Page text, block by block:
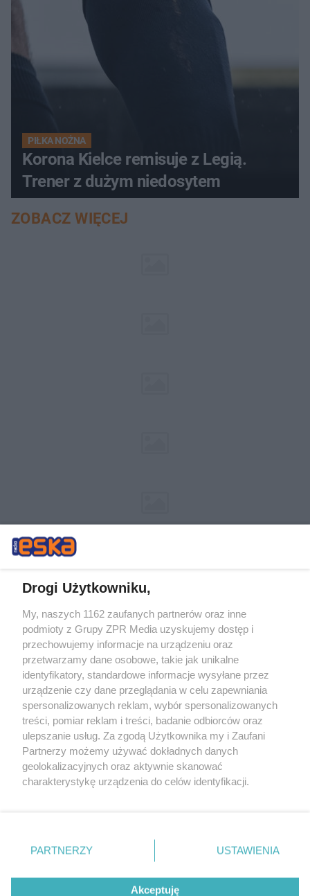
PIŁKA NOŻNA
Korona Kielce remisuje z Legią.
Trener z dużym niedosytem
ZOBACZ WIĘCEJ
Żaden utwór zamieszczony w serwisie nie może być powielany i
rozpowszechniany lub dalej rozpowszechniany w jakikolwiek sposób (w
tym także elektroniczny lub mechaniczny) na jakimkolwiek polu
eksploatacji w jakiejkolwiek formie, włącznie z umieszczaniem w
Internecie bez pisemnej zgody właściciela praw. Jakiekolwiek użycie lub
wykorzystanie utworów w całości lub w części z naruszeniem prawa,
tzn. bez właściwej zgody, jest zabronione pod groźbą kary i może być
ścigane prawnie.
© 2026 Grupa ZPR Media
Drogi Użytkowniku,
My, naszych 1162 zaufanych partnerów oraz inne
podmioty z Grupy ZPR Media uzyskujemy dostęp i
przechowujemy informacje na urządzeniu oraz
przetwarzamy dane osobowe, takie jak unikalne
identyfikatory, standardowe informacje wysyłane przez
urządzenie czy dane przeglądania w celu zapewniania
spersonalizowanych reklam, wybór spersonalizowanych
treści, pomiar reklam i treści, badanie odbiorców oraz
ulepszanie usług. Za zgodą Użytkownika my i Zaufani
Partnerzy możemy używać dokładnych danych
geolokalizacyjnych oraz aktywnie skanować
charakterystykę urządzenia do celów identyfikacji.
zmienić/wycofać klikając przycisk ustawień prywatności
znajdujący się w lewym dolnym rogu strony
rodzaje przetwarzania danych nie wymagają zgody
użytkownika, ale masz prawo sprzeciwić się takiemu
PARTNERZY USTAWIENIA
Akceptuję